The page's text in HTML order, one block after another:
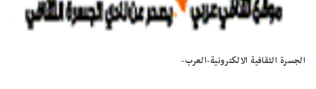
الجسرة الثقافية الالكترونية-العرب-